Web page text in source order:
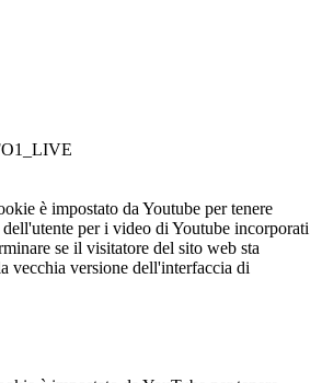
è impostato da Youtube per tenere
per i video di Youtube incorporati
se il visitatore del sito web sta
vecchia versione dell'interfaccia di